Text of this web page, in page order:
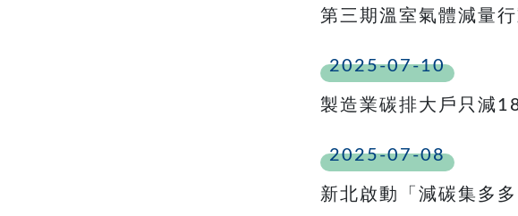
第三期溫室氣體減量
2025-07-10
製造業碳排大戶只減
2025-07-08
新北啟動「減碳集多